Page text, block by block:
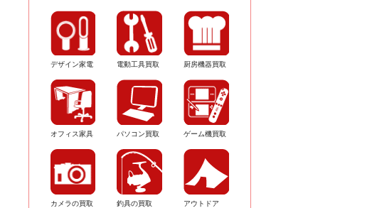
デザイン家電 電動工具買取 厨房機器買取
オフィス家具 パソコン買取 ゲーム機買取
カメラの買取 釣具の買取 アウトドア